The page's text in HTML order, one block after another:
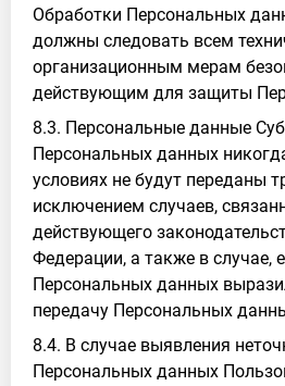
Обработки Персональных
должны следовать всем
организационным мерам
действующим для защиты
8.3. Персональные данные
Персональных данных
условиях не будут переданы
исключением случаев,
действующего
Федерации, а также в случае,
Персональных данных
передачу Персональных
8.4. В случае выявления
Персональных данных